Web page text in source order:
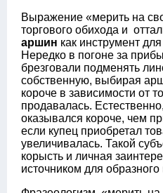
Выражение «мерить на
торгового обихода и
аршин как инструмент
Нередко в погоне за
брезговали подменять
собственную, выбирая
короче в зависимости от
продавалась.
оказывался короче, чем
если купец приобретал
увеличивалась. Такой
корысть и личная
источником для